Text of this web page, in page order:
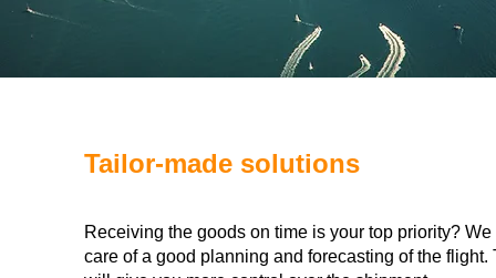
Tailor-made solutions
Receiving the goods on time is your top priority? We
care of a good planning and forecasting of the flight.